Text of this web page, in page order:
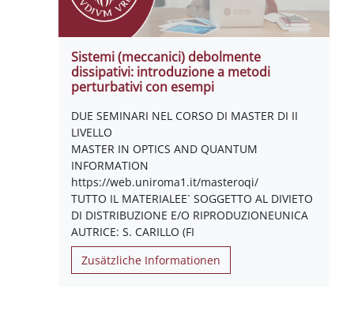
Sistemi (meccanici) debolmente
dissipativi: introduzione a metodi
perturbativi con esempi
DUE SEMINARI NEL CORSO DI MASTER DI II
LIVELLO
MASTER IN OPTICS AND QUANTUM
INFORMATION
https://web.uniroma1.it/masteroqi/
TUTTO IL MATERIALEE` SOGGETTO AL DIVIETO
DI DISTRIBUZIONE E/O RIPRODUZIONEUNICA
AUTRICE: S. CARILLO (FI
Zusätzliche Informationen